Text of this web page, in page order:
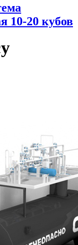
10-20 кубов